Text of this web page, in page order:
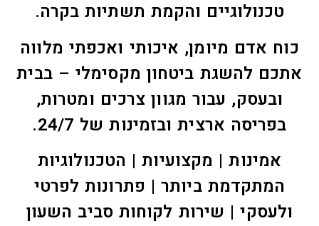
טכנולוגיים והקמת תשתיות בקרה.
כוח אדם מיומן, איכותי ואכפתי מלווה
אתכם להשגת ביטחון מקסימלי – בבית
ובעסק, עבור מגוון צרכים ומטרות,
בפריסה ארצית ובזמינות של 24/7.
אמינות | מקצועיות | הטכנולוגיות
המתקדמת ביותר | פתרונות לפרטי
ולעסקי | שירות לקוחות סביב השעון